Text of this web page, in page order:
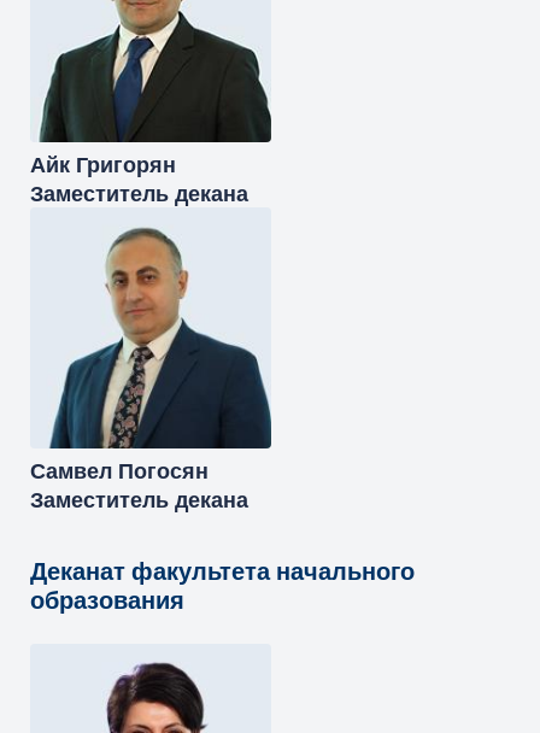
Айк Григорян
Заместитель декана
Самвел Погосян
Заместитель декана
Деканат факультета начального
образования